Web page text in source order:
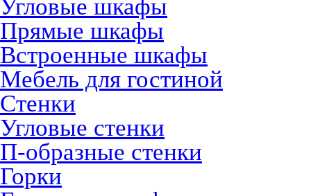
Угловые шкафы
Прямые шкафы
Встроенные шкафы
Мебель для гостиной
Стенки
Угловые стенки
П-образные стенки
Горки